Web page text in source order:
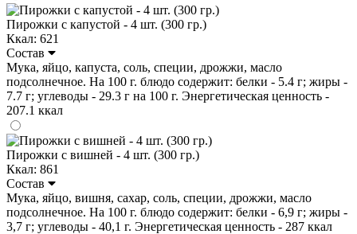
Пирожки с капустой - 4 шт. (300 гр.)
Ккал: 621
Состав
Мука, яйцо, капуста, соль, специи, дрожжи, масло
подсолнечное. На 100 г. блюдо содержит: белки - 5.4 г; жиры -
7.7 г; углеводы - 29.3 г на 100 г. Энергетическая ценность -
207.1 ккал
Пирожки с вишней - 4 шт. (300 гр.)
Ккал: 861
Состав
Мука, яйцо, вишня, сахар, соль, специи, дрожжи, масло
подсолнечное. На 100 г. блюдо содержит: белки - 6,9 г; жиры -
3,7 г; углеводы - 40,1 г. Энергетическая ценность - 287 ккал